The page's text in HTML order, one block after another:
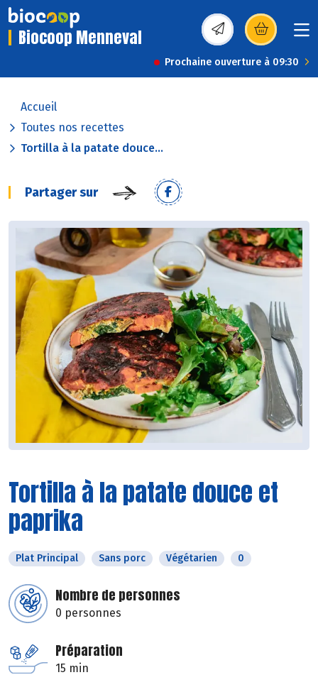
Biocoop Menneval (s’ouvre dans une
Prochaine ouverture à 09:30
Accueil
Toutes nos recettes
Tortilla à la patate douce...
Partager sur
Tortilla à la patate douce et
paprika
Plat Principal Sans porc Végétarien 0
Nombre de personnes
0 personnes
Préparation
15 min